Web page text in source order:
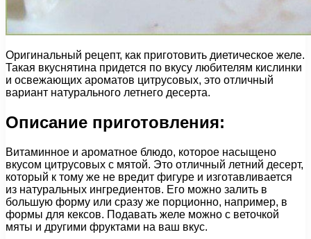
Оригинальный рецепт, как приготовить диетическое желе.
Такая вкуснятина придется по вкусу любителям кислинки
и освежающих ароматов цитрусовых, это отличный
вариант натурального летнего десерта.
Описание приготовления:
Витаминное и ароматное блюдо, которое насыщено
вкусом цитрусовых с мятой. Это отличный летний десерт,
который к тому же не вредит фигуре и изготавливается
из натуральных ингредиентов. Его можно залить в
большую форму или сразу же порционно, например, в
формы для кексов. Подавать желе можно с веточкой
мяты и другими фруктами на ваш вкус.